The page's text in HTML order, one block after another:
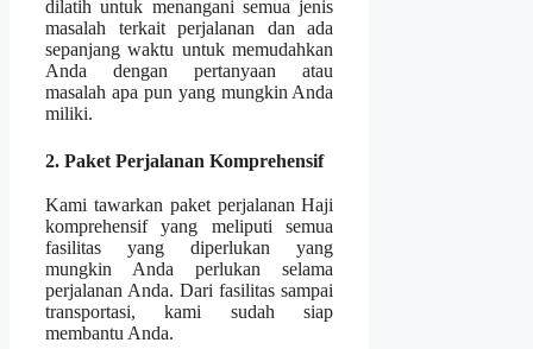
dilatih untuk menangani semua jenis
masalah terkait perjalanan dan ada
sepanjang waktu untuk memudahkan
Anda dengan pertanyaan atau
masalah apa pun yang mungkin Anda
miliki.
2. Paket Perjalanan Komprehensif
Kami tawarkan paket perjalanan Haji
komprehensif yang meliputi semua
fasilitas yang diperlukan yang
mungkin Anda perlukan selama
perjalanan Anda. Dari fasilitas sampai
transportasi, kami sudah siap
membantu Anda.